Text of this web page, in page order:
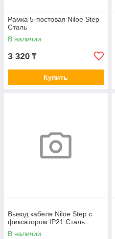
Рамка 5-постовая Niloe Step
Сталь
В наличии
3 320 ₸
Купить
Вывод кабеля Niloe Step с
фиксатором IP21 Сталь
В наличии